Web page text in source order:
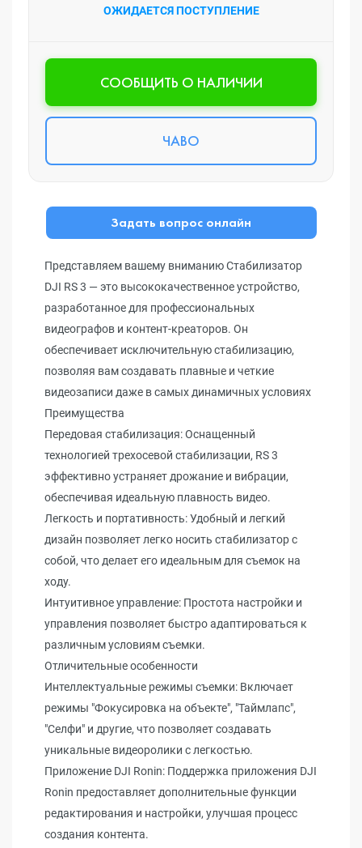
ОЖИДАЕТСЯ ПОСТУПЛЕНИЕ
CООБЩИТЬ О НАЛИЧИИ
ЧАВО
Задать вопрос онлайн
Представляем вашему вниманию Стабилизатор
DJI RS 3 — это высококачественное устройство,
разработанное для профессиональных
видеографов и контент-креаторов. Он
обеспечивает исключительную стабилизацию,
позволяя вам создавать плавные и четкие
видеозаписи даже в самых динамичных условиях
Преимущества
Передовая стабилизация: Оснащенный
технологией трехосевой стабилизации, RS 3
эффективно устраняет дрожание и вибрации,
обеспечивая идеальную плавность видео.
Легкость и портативность: Удобный и легкий
дизайн позволяет легко носить стабилизатор с
собой, что делает его идеальным для съемок на
ходу.
Интуитивное управление: Простота настройки и
управления позволяет быстро адаптироваться к
различным условиям съемки.
Отличительные особенности
Интеллектуальные режимы съемки: Включает
режимы "Фокусировка на объекте", "Таймлапс",
"Селфи" и другие, что позволяет создавать
уникальные видеоролики с легкостью.
Приложение DJI Ronin: Поддержка приложения DJI
Ronin предоставляет дополнительные функции
редактирования и настройки, улучшая процесс
создания контента.